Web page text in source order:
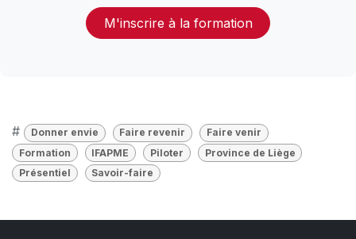
M'inscrire à la formation
# Donner envie Faire revenir
Faire venir
Formation
IFAPME Piloter
Province de Liège
Présentiel
Savoir-faire